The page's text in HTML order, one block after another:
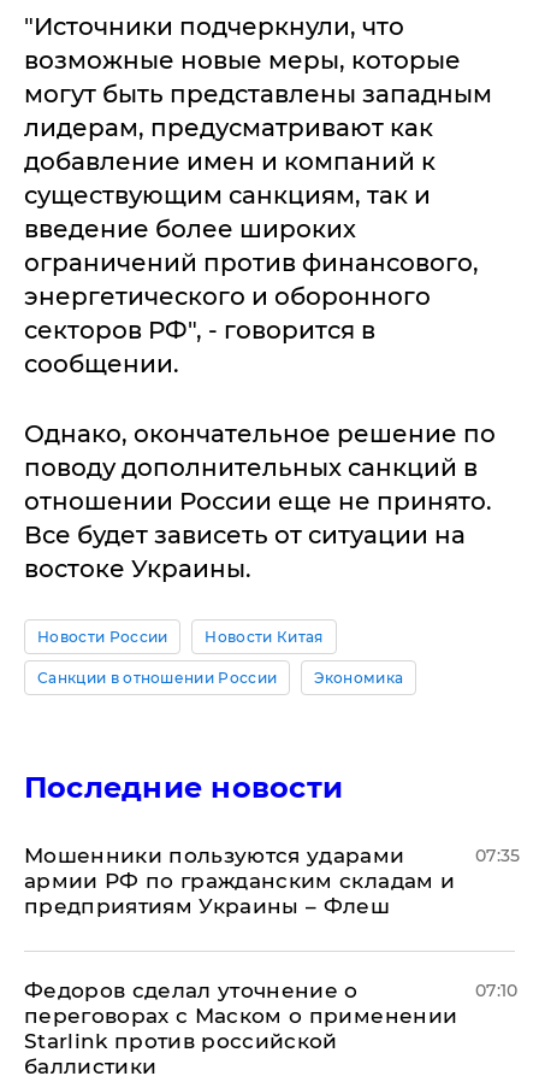
"Источники подчеркнули, что
возможные новые меры, которые
могут быть представлены западным
лидерам, предусматривают как
добавление имен и компаний к
существующим санкциям, так и
введение более широких
ограничений против финансового,
энергетического и оборонного
секторов РФ", - говорится в
сообщении.
Однако, окончательное решение по
поводу дополнительных санкций в
отношении России еще не принято.
Все будет зависеть от ситуации на
востоке Украины.
Новости России Новости Китая
Санкции в отношении России Экономика
Последние новости
Мошенники пользуются ударами
армии РФ по гражданским складам и
предприятиям Украины – Флеш
07:35
Федоров сделал уточнение о
переговорах с Маском о применении
Starlink против российской
баллистики
07:10